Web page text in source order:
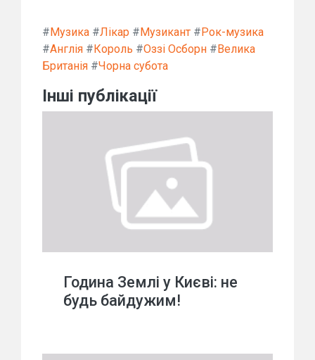
#Музика #Лікар #Музикант #Рок-музика
#Англія #Король #Оззі Осборн #Велика
Британія #Чорна субота
Інші публікації
Година Землі у Києві: не
будь байдужим!